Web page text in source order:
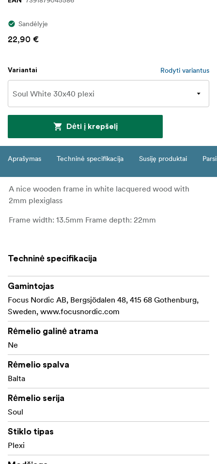
Sandėlyje
22,90 €
Variantai Rodyti variantus
Dėti į krepšelį
Aprašymas Techninė specifikacija Susiję produktai
A nice wooden frame in white lacquered wood with
2mm plexiglass
Frame width: 13.5mm Frame depth: 22mm
Techninė specifikacija
Gamintojas
Focus Nordic AB, Bergsjödalen 48, 415 68 Gothenburg,
Sweden, www.focusnordic.com
Rėmelio galinė atrama
Ne
Rėmelio spalva
Balta
Rėmelio serija
Soul
Stiklo tipas
Plexi